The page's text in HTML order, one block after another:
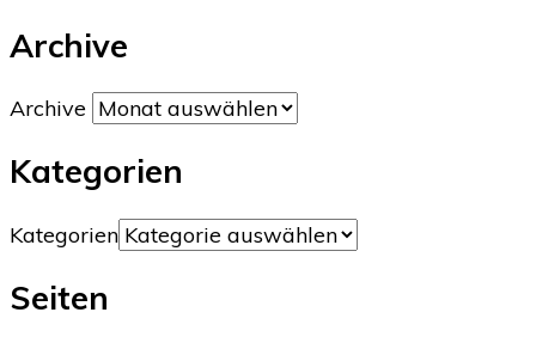
Archive
Archive
Kategorien
Kategorien
Seiten